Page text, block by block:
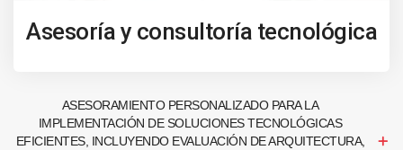
Asesoría y consultoría tecnológica
ASESORAMIENTO PERSONALIZADO PARA LA
IMPLEMENTACIÓN DE SOLUCIONES TECNOLÓGICAS
EFICIENTES, INCLUYENDO EVALUACIÓN DE ARQUITECTURA,